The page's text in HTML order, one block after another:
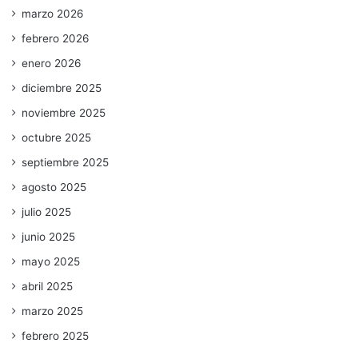
marzo 2026
febrero 2026
enero 2026
diciembre 2025
noviembre 2025
octubre 2025
septiembre 2025
agosto 2025
julio 2025
junio 2025
mayo 2025
abril 2025
marzo 2025
febrero 2025